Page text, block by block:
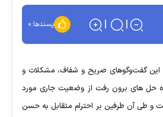
پسندها:۰
این گفت‌وگوهای صریح و شفاف، مشکلات و
حل های برون رفت از وضعیت جاری مورد
و طی آن طرفین بر احترام متقابل به حسن